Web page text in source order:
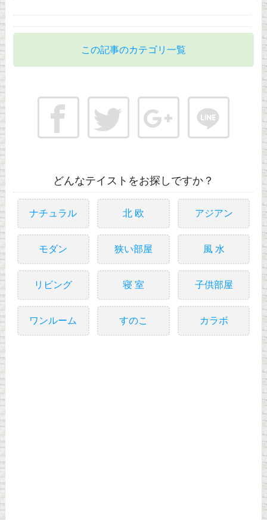
この記事のカテゴリ一覧
どんなテイストをお探しですか？
ナチュラル 北 欧 アジアン
モダン 狭い部屋 風 水
リビング 寝 室 子供部屋
ワンルーム すのこ カラボ